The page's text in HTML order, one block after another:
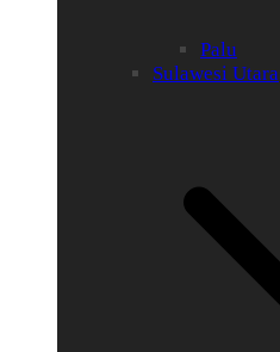
Palu
Sulawesi Utara